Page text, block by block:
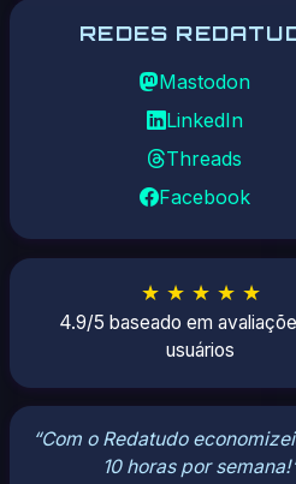
REDES
Mastodon
LinkedIn
Threads
Facebook
★ ★ ★ ★ ★
4.9/5 baseado em
usuários
“Com o Redatudo
10 horas por